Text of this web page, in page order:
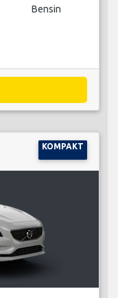
Bensin
KOMPAKT